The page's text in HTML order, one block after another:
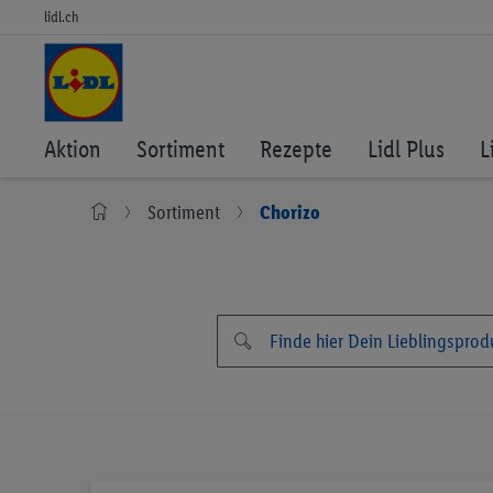
lidl.ch
Aktion Sortiment Rezepte Lidl Plus
Sortiment Chorizo